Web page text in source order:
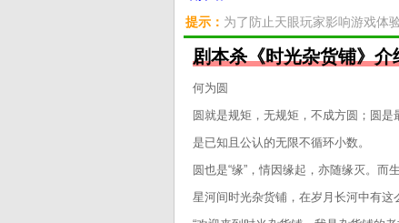
提示： 为了防止天眼玩家影响游戏体
剧本杀《时光杂货铺》介
何为圆
圆就是规矩，无规矩，不成方圆；圆
是已知且公认的无限不循环小数。
圆也是“缘”，情因缘起，亦随缘灭。而
星河间时光杂货铺，在岁月长河中有这